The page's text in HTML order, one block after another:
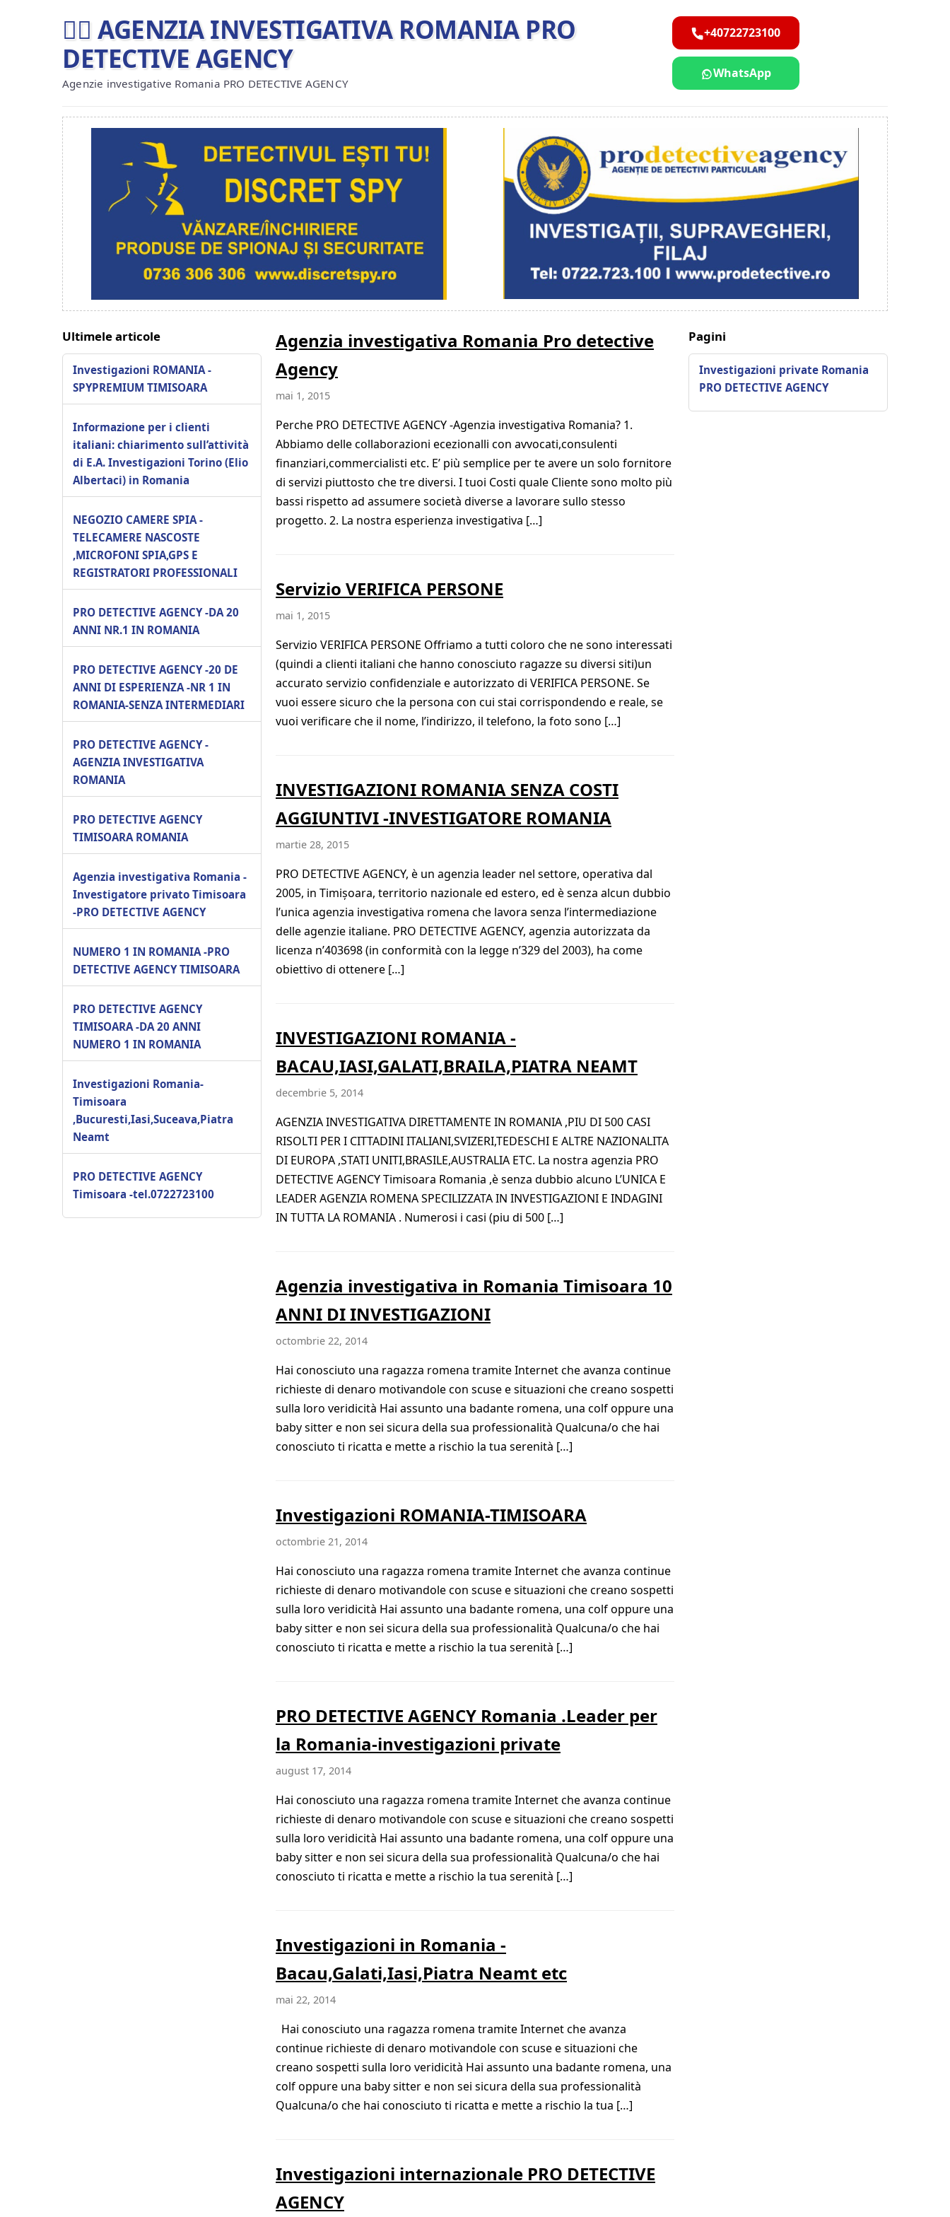
🕵️‍♂ AGENZIA INVESTIGATIVA ROMANIA PRO
DETECTIVE AGENCY
Agenzie investigative Romania PRO DETECTIVE AGENCY
+40722723100
WhatsApp
Ultimele articole
Investigazioni ROMANIA -
SPYPREMIUM TIMISOARA
Informazione per i clienti
italiani: chiarimento sull’attività
di E.A. Investigazioni Torino (Elio
Albertaci) in Romania
NEGOZIO CAMERE SPIA -
TELECAMERE NASCOSTE
,MICROFONI SPIA,GPS E
REGISTRATORI PROFESSIONALI
PRO DETECTIVE AGENCY -DA 20
ANNI NR.1 IN ROMANIA
PRO DETECTIVE AGENCY -20 DE
ANNI DI ESPERIENZA -NR 1 IN
ROMANIA-SENZA INTERMEDIARI
PRO DETECTIVE AGENCY -
AGENZIA INVESTIGATIVA
ROMANIA
PRO DETECTIVE AGENCY
TIMISOARA ROMANIA
Agenzia investigativa Romania -
Investigatore privato Timisoara
-PRO DETECTIVE AGENCY
NUMERO 1 IN ROMANIA -PRO
DETECTIVE AGENCY TIMISOARA
PRO DETECTIVE AGENCY
TIMISOARA -DA 20 ANNI
NUMERO 1 IN ROMANIA
Investigazioni Romania-
Timisoara
,Bucuresti,Iasi,Suceava,Piatra
Neamt
PRO DETECTIVE AGENCY
Timisoara -tel.0722723100
Agenzia investigativa Romania Pro detective
Agency
mai 1, 2015
Perche PRO DETECTIVE AGENCY -Agenzia investigativa Romania? 1.
Abbiamo delle collaborazioni ecezionalli con avvocati,consulenti
finanziari,commercialisti etc. E’ più semplice per te avere un solo fornitore
di servizi piuttosto che tre diversi. I tuoi Costi quale Cliente sono molto più
bassi rispetto ad assumere società diverse a lavorare sullo stesso
progetto. 2. La nostra esperienza investigativa […]
Servizio VERIFICA PERSONE
mai 1, 2015
Servizio VERIFICA PERSONE Offriamo a tutti coloro che ne sono interessati
(quindi a clienti italiani che hanno conosciuto ragazze su diversi siti)un
accurato servizio confidenziale e autorizzato di VERIFICA PERSONE. Se
vuoi essere sicuro che la persona con cui stai corrispondendo e reale, se
vuoi verificare che il nome, l’indirizzo, il telefono, la foto sono […]
INVESTIGAZIONI ROMANIA SENZA COSTI
AGGIUNTIVI -INVESTIGATORE ROMANIA
martie 28, 2015
PRO DETECTIVE AGENCY, è un agenzia leader nel settore, operativa dal
2005, in Timișoara, territorio nazionale ed estero, ed è senza alcun dubbio
l’unica agenzia investigativa romena che lavora senza l’intermediazione
delle agenzie italiane. PRO DETECTIVE AGENCY, agenzia autorizzata da
licenza n’403698 (in conformità con la legge n’329 del 2003), ha come
obiettivo di ottenere […]
INVESTIGAZIONI ROMANIA -
BACAU,IASI,GALATI,BRAILA,PIATRA NEAMT
decembrie 5, 2014
AGENZIA INVESTIGATIVA DIRETTAMENTE IN ROMANIA ,PIU DI 500 CASI
RISOLTI PER I CITTADINI ITALIANI,SVIZERI,TEDESCHI E ALTRE NAZIONALITA
DI EUROPA ,STATI UNITI,BRASILE,AUSTRALIA ETC. La nostra agenzia PRO
DETECTIVE AGENCY Timisoara Romania ,è senza dubbio alcuno L’UNICA E
LEADER AGENZIA ROMENA SPECILIZZATA IN INVESTIGAZIONI E INDAGINI
IN TUTTA LA ROMANIA . Numerosi i casi (piu di 500 […]
Agenzia investigativa in Romania Timisoara 10
ANNI DI INVESTIGAZIONI
octombrie 22, 2014
Hai conosciuto una ragazza romena tramite Internet che avanza continue
richieste di denaro motivandole con scuse e situazioni che creano sospetti
sulla loro veridicità Hai assunto una badante romena, una colf oppure una
baby sitter e non sei sicura della sua professionalità Qualcuna/o che hai
conosciuto ti ricatta e mette a rischio la tua serenità […]
Investigazioni ROMANIA-TIMISOARA
octombrie 21, 2014
Hai conosciuto una ragazza romena tramite Internet che avanza continue
richieste di denaro motivandole con scuse e situazioni che creano sospetti
sulla loro veridicità Hai assunto una badante romena, una colf oppure una
baby sitter e non sei sicura della sua professionalità Qualcuna/o che hai
conosciuto ti ricatta e mette a rischio la tua serenità […]
PRO DETECTIVE AGENCY Romania .Leader per
la Romania-investigazioni private
august 17, 2014
Hai conosciuto una ragazza romena tramite Internet che avanza continue
richieste di denaro motivandole con scuse e situazioni che creano sospetti
sulla loro veridicità Hai assunto una badante romena, una colf oppure una
baby sitter e non sei sicura della sua professionalità Qualcuna/o che hai
conosciuto ti ricatta e mette a rischio la tua serenità […]
Investigazioni in Romania -
Bacau,Galati,Iasi,Piatra Neamt etc
mai 22, 2014
Hai conosciuto una ragazza romena tramite Internet che avanza
continue richieste di denaro motivandole con scuse e situazioni che
creano sospetti sulla loro veridicità Hai assunto una badante romena, una
colf oppure una baby sitter e non sei sicura della sua professionalità
Qualcuna/o che hai conosciuto ti ricatta e mette a rischio la tua […]
Investigazioni internazionale PRO DETECTIVE
AGENCY
Pagini
Investigazioni private Romania
PRO DETECTIVE AGENCY